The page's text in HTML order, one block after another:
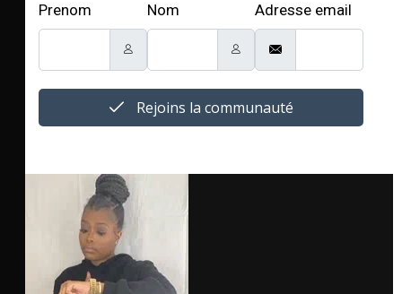
Prenom Nom Adresse email
Rejoins la communauté